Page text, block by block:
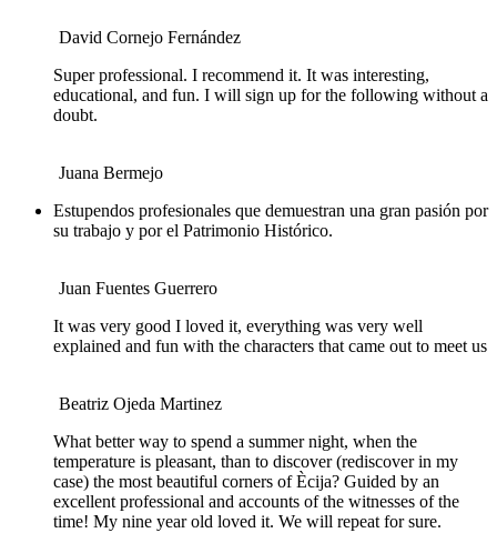
David Cornejo Fernández
Super professional. I recommend it. It was interesting,
educational, and fun. I will sign up for the following without a
doubt.
Juana Bermejo
Estupendos profesionales que demuestran una gran pasión por
su trabajo y por el Patrimonio Histórico.
Juan Fuentes Guerrero
It was very good I loved it, everything was very well
explained and fun with the characters that came out to meet us
Beatriz Ojeda Martinez
What better way to spend a summer night, when the
temperature is pleasant, than to discover (rediscover in my
case) the most beautiful corners of Ècija? Guided by an
excellent professional and accounts of the witnesses of the
time! My nine year old loved it. We will repeat for sure.